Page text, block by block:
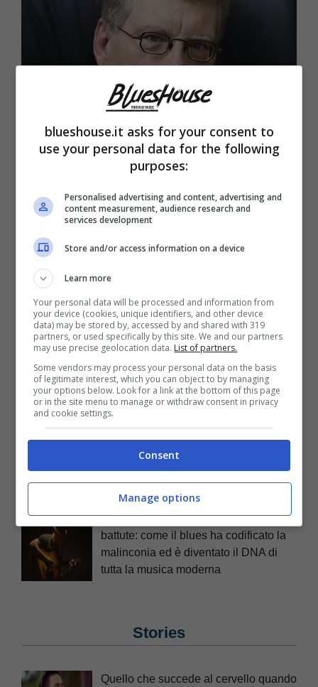
I migliori film tratti da Stephen King
redenzione
Perché alcune melodie ci fanno
piangere e altre ci danno la carica
Generazione algoritmo: come i trend
social stanno cambiando la struttura
delle canzoni italiane
Il diavolo all’incrocio e le dodici
battute: come il blues ha codificato la
malinconia ed è diventato il DNA di
tutta la musica moderna
Stories
Quello che succede al cervello quando
blueshouse.it asks for your consent to
use your personal data for the following
purposes:
Personalised advertising and content, advertising and
content measurement, audience research and
services development
Store and/or access information on a device
Learn more
Your personal data will be processed and information from
your device (cookies, unique identifiers, and other device
data) may be stored by, accessed by and shared with 319
partners, or used specifically by this site. We and our partners
may use precise geolocation data. List of partners.
Some vendors may process your personal data on the basis
of legitimate interest, which you can object to by managing
your options below. Look for a link at the bottom of this page
or in the site menu to manage or withdraw consent in privacy
and cookie settings.
Consent
Manage options